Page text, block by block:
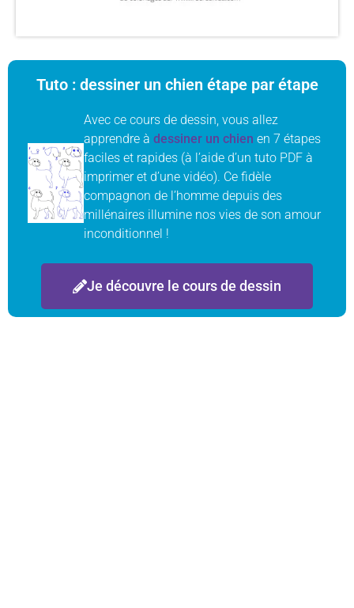
Tuto : dessiner un chien étape par étape
Avec ce cours de dessin, vous allez
apprendre àdessiner un chien en 7 étapes
faciles et rapides (à l’aide d’un tuto PDF à
imprimer et d’une vidéo). Ce fidèle
compagnon de l’homme depuis des
millénaires illumine nos vies de son amour
inconditionnel !
Je découvre le cours de dessin